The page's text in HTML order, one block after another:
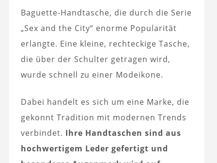
Baguette-Handtasche, die durch die Serie
„Sex and the City“ enorme Popularität
erlangte. Eine kleine, rechteckige Tasche,
die über der Schulter getragen wird,
wurde schnell zu einer Modeikone.
Dabei handelt es sich um eine Marke, die
gekonnt Tradition mit modernen Trends
verbindet. Ihre Handtaschen sind aus
hochwertigem Leder gefertigt und